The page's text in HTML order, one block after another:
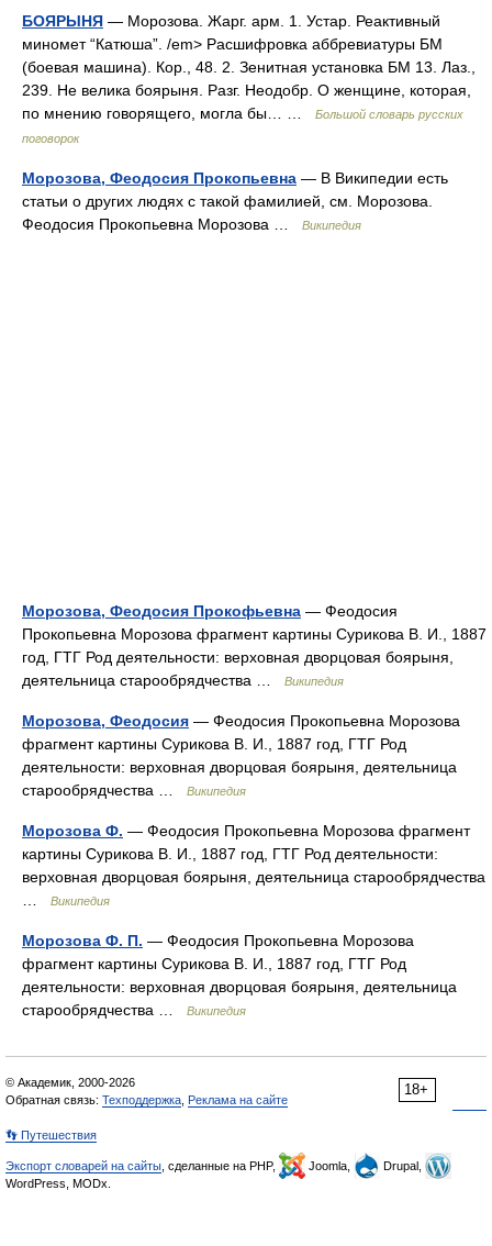
БОЯРЫНЯ — Морозова. Жарг. арм. 1. Устар. Реактивный
миномет “Катюша”. /em> Расшифровка аббревиатуры БМ
(боевая машина). Кор., 48. 2. Зенитная установка БМ 13. Лаз.,
239. Не велика боярыня. Разг. Неодобр. О женщине, которая,
по мнению говорящего, могла бы… …
Большой словарь русских
поговорок
Морозова, Феодосия Прокопьевна — В Википедии есть
статьи о других людях с такой фамилией, см. Морозова.
Феодосия Прокопьевна Морозова …
Википедия
Морозова, Феодосия Прокофьевна — Феодосия
Прокопьевна Морозова фрагмент картины Сурикова В. И., 1887
год, ГТГ Род деятельности: верховная дворцовая боярыня,
деятельница старообрядчества …
Википедия
Морозова, Феодосия — Феодосия Прокопьевна Морозова
фрагмент картины Сурикова В. И., 1887 год, ГТГ Род
деятельности: верховная дворцовая боярыня, деятельница
старообрядчества …
Википедия
Морозова Ф. — Феодосия Прокопьевна Морозова фрагмент
картины Сурикова В. И., 1887 год, ГТГ Род деятельности:
верховная дворцовая боярыня, деятельница старообрядчества
…
Википедия
Морозова Ф. П. — Феодосия Прокопьевна Морозова
фрагмент картины Сурикова В. И., 1887 год, ГТГ Род
деятельности: верховная дворцовая боярыня, деятельница
старообрядчества …
Википедия
18+
© Академик, 2000-2026
Обратная связь: Техподдержка Реклама на сайте
👣 Путешествия
Экспорт словарей на сайты , сделанные на PHP, Joomla,
Drupal,
WordPress, MODx.